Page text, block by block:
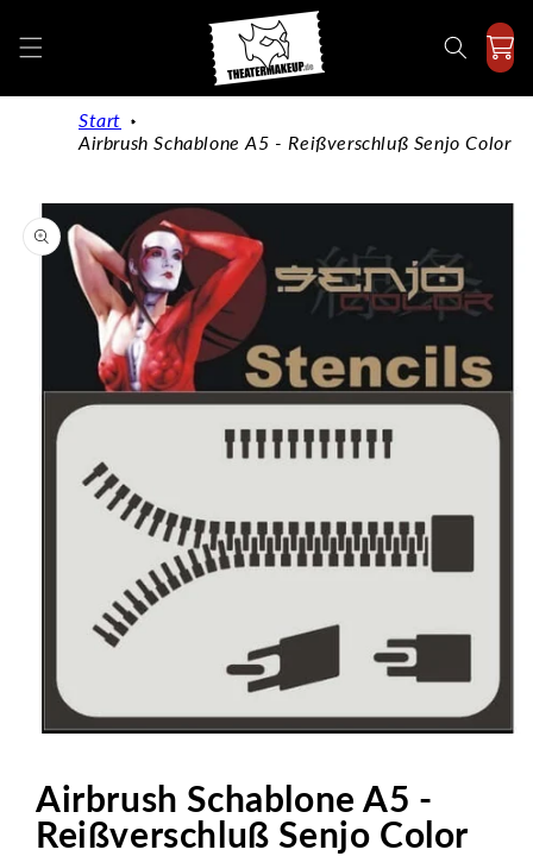
Inhalt
Start
Airbrush Schablone A5 - Reißverschluß Senjo Color
Modal
öffnenAirbrush Schablone A5 -
Reißverschluß Senjo Color